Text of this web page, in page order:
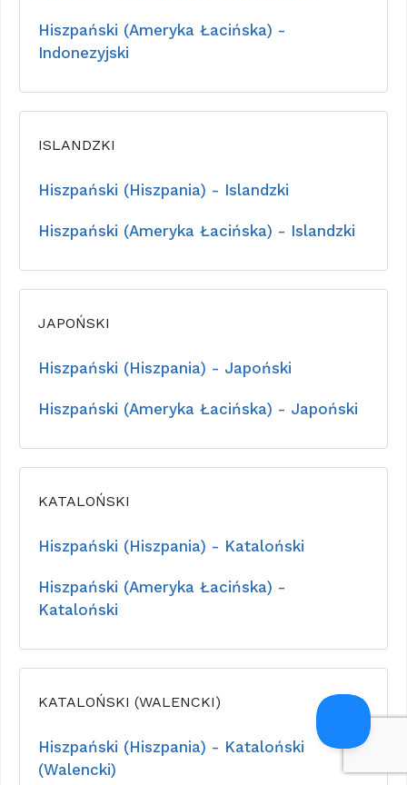
Hiszpański (Ameryka Łacińska) -
Indonezyjski
ISLANDZKI
Hiszpański (Hiszpania) - Islandzki
Hiszpański (Ameryka Łacińska) - Islandzki
JAPOŃSKI
Hiszpański (Hiszpania) - Japoński
Hiszpański (Ameryka Łacińska) - Japoński
KATALOŃSKI
Hiszpański (Hiszpania) - Kataloński
Hiszpański (Ameryka Łacińska) -
Kataloński
KATALOŃSKI (WALENCKI)
Hiszpański (Hiszpania) - Kataloński
(Walencki)